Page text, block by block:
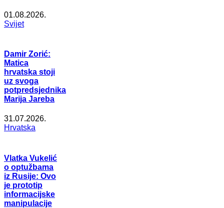
01.08.2026.
Svijet
Damir Zorić:
Matica
hrvatska stoji
uz svoga
potpredsjednika
Marija Jareba
31.07.2026.
Hrvatska
Vlatka Vukelić
o optužbama
iz Rusije: Ovo
je prototip
informacijske
manipulacije